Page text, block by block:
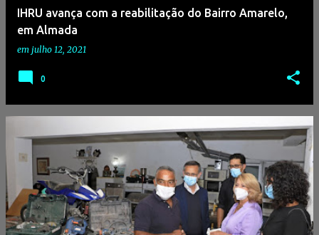
IHRU avança com a reabilitação do Bairro Amarelo,
em Almada
em julho 12, 2021
0